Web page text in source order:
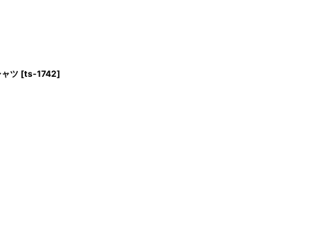
ツ [ts-1742]